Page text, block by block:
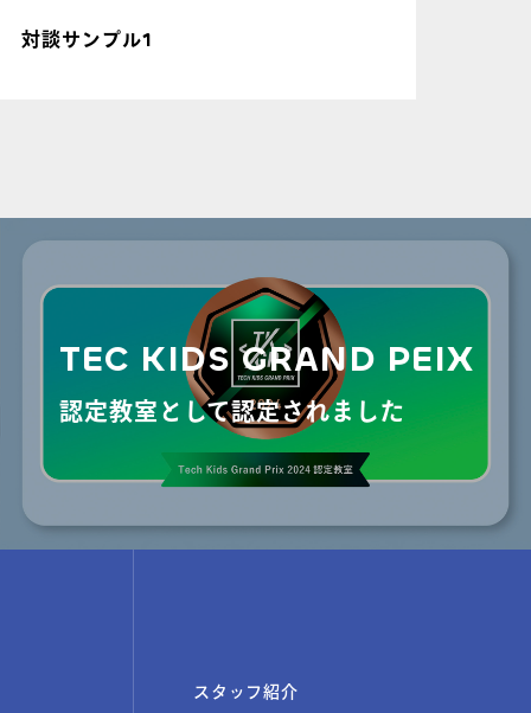
対談サンプル1
TEC KIDS GRAND PEIX
認定教室として認定されました
スタッフ紹介